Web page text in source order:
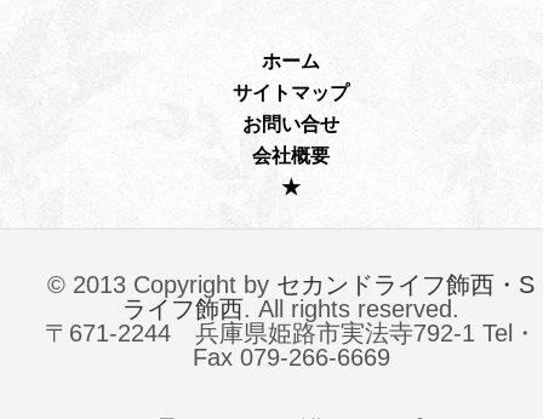
ホーム
サイトマップ
お問い合せ
会社概要
★
© 2013 Copyright by セカンドライフ飾西・S
ライフ飾西. All rights reserved.
〒671-2244 兵庫県姫路市実法寺792-1 Tel・
Fax 079-266-6669